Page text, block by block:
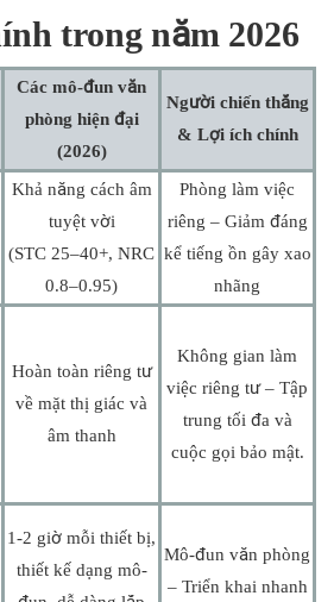
trong năm 2026
Các mô-đun văn
phòng hiện đại
(2026)
Người chiến thắng
& Lợi ích chính
Khả năng cách âm
tuyệt vời
(STC 25–40+, NRC
0.8–0.95)
Phòng làm việc
riêng – Giảm đáng
kể tiếng ồn gây xao
nhãng
Hoàn toàn riêng tư
về mặt thị giác và
âm thanh
Không gian làm
việc riêng tư – Tập
trung tối đa và
cuộc gọi bảo mật.
1-2 giờ mỗi thiết bị,
thiết kế dạng mô-
Mô-đun văn phòng
– Triển khai nhanh